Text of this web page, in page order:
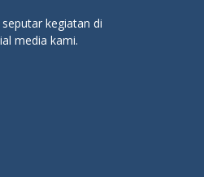
kegiatan di
media kami.